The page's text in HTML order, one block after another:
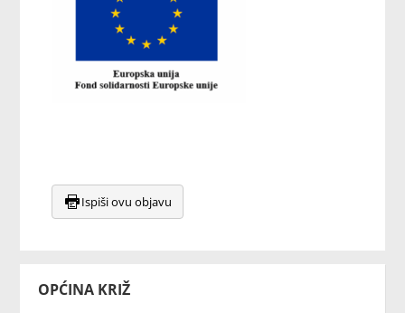
OPĆINA KRIŽ
Ispiši ovu objavu